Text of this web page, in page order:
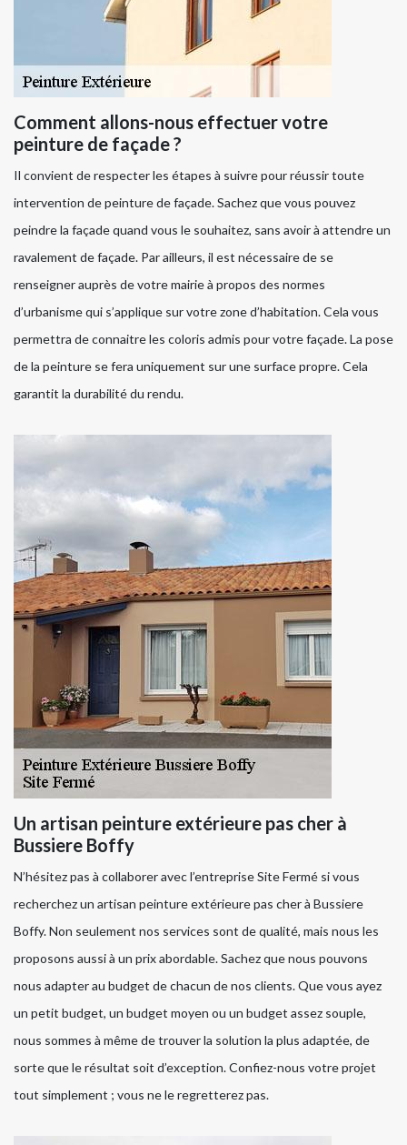
Comment allons-nous effectuer votre
peinture de façade ?
Il convient de respecter les étapes à suivre pour réussir toute
intervention de peinture de façade. Sachez que vous pouvez
peindre la façade quand vous le souhaitez, sans avoir à attendre un
ravalement de façade. Par ailleurs, il est nécessaire de se
renseigner auprès de votre mairie à propos des normes
d’urbanisme qui s’applique sur votre zone d’habitation. Cela vous
permettra de connaitre les coloris admis pour votre façade. La pose
de la peinture se fera uniquement sur une surface propre. Cela
garantit la durabilité du rendu.
Un artisan peinture extérieure pas cher à
Bussiere Boffy
N’hésitez pas à collaborer avec l’entreprise Site Fermé si vous
recherchez un artisan peinture extérieure pas cher à Bussiere
Boffy. Non seulement nos services sont de qualité, mais nous les
proposons aussi à un prix abordable. Sachez que nous pouvons
nous adapter au budget de chacun de nos clients. Que vous ayez
un petit budget, un budget moyen ou un budget assez souple,
nous sommes à même de trouver la solution la plus adaptée, de
sorte que le résultat soit d’exception. Confiez-nous votre projet
tout simplement ; vous ne le regretterez pas.